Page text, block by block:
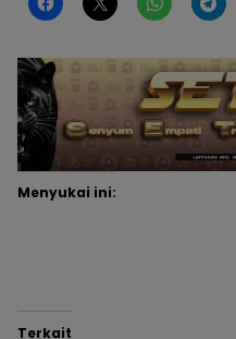
Menyukai ini:
Terkait